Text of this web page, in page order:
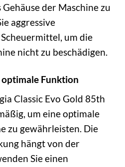
der Maschine zu
aggressive
um die
nicht zu beschädigen.
Funktion
Classic Evo Gold 85th
um eine optimale
zu gewährleisten. Die
hängt von der
Sie einen